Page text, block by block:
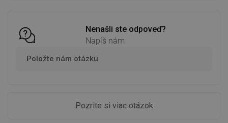
Nenašli ste odpoveď?
Napíš nám
Položte nám otázku
Pozrite si viac otázok